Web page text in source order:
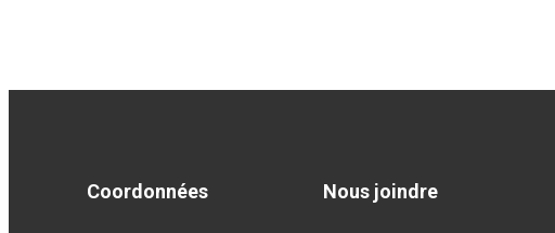
Coordonnées Nous joindre